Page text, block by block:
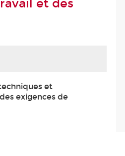
et des
et
exigences de